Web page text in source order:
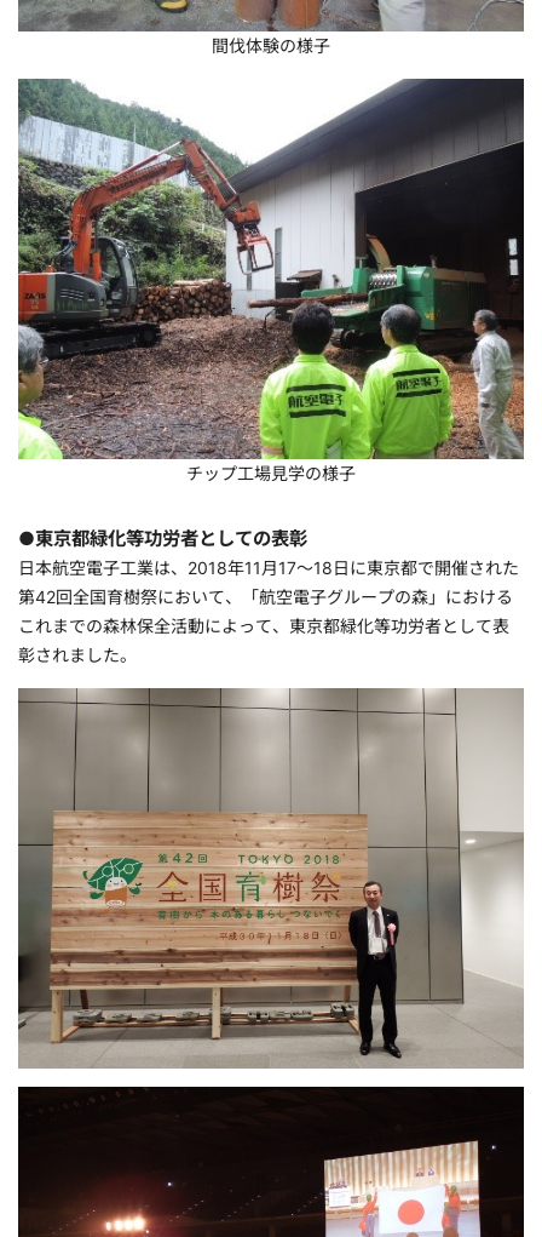
間伐体験の様子
チップ工場見学の様子
●東京都緑化等功労者としての表彰
日本航空電子工業は、2018年11月17～18日に東京都で開催された
第42回全国育樹祭において、「航空電子グループの森」における
これまでの森林保全活動によって、東京都緑化等功労者として表
彰されました。